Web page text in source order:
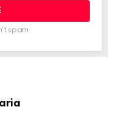
spam